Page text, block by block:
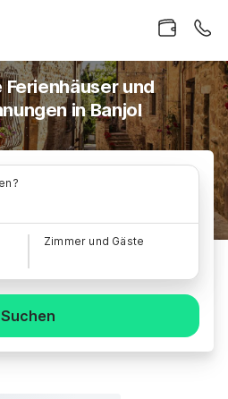
und
in Banjol
Zimmer und Gäste
Suchen